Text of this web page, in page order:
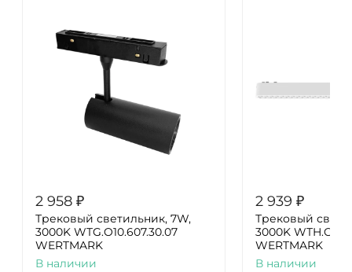
2 958 ₽
Трековый светильник, 7W,
3000K WTG.O10.607.30.07
WERTMARK
В наличии
2 939 ₽
Трековый
3000K
WERTMARK
В наличии